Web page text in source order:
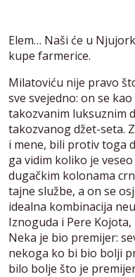
Elem… Naši će u
kupe farmerice.
Milatoviću nije pravo
sve svejedno: on se
takozvanim luksuznim
takozvanog džet-seta.
i mene, bili protiv toga
ga vidim koliko je
dugačkim kolonama
tajne službe, a on se
idealna kombinacija
Iznoguda i Pere
Neka je bio premijer:
nekoga ko bi bio bolji
bilo bolje što je